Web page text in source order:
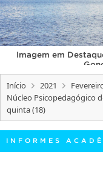
EDITAIS
INTERNACIONAL
OUVIDORIA
PORTARIAS
TELEFONES
Imagem em
Início 2021
Núcleo Psicopedagógico
quinta (18)
INFORMES